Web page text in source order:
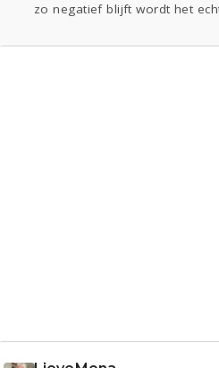
zo negatief blijft wordt het